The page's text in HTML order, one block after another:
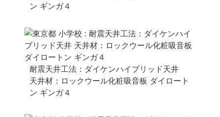
ン ギンガ４
耐震天井工法：ダイケンハイブリッド天井
天井材：ロックウール化粧吸音板 ダイロート
ン ギンガ４